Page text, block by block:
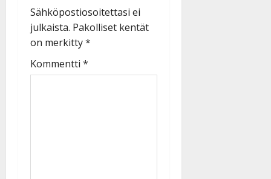
Sähköpostiosoitettasi ei
julkaista. Pakolliset kentät
on merkitty*
Kommentti *